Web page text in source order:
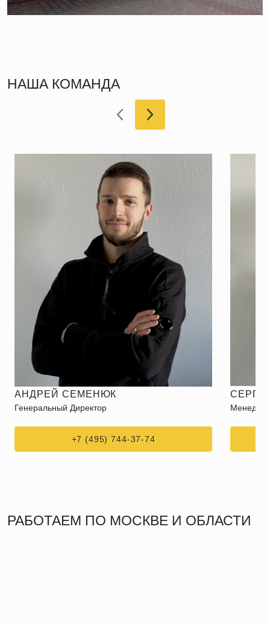
НАША КОМАНДА
АНДРЕЙ СЕМЕНЮК
Генеральный Директор
+7 (495) 744-37-74
РАБОТАЕМ ПО МОСКВЕ И ОБЛАСТИ